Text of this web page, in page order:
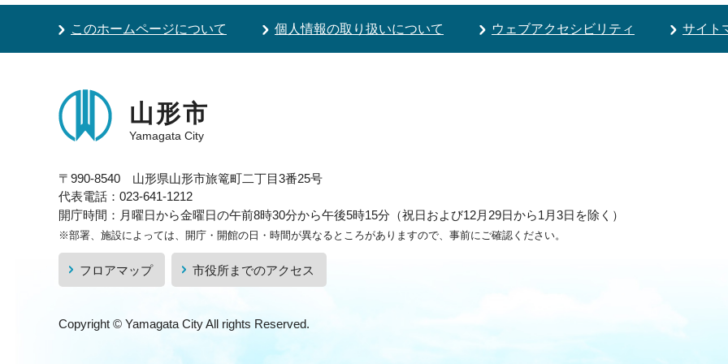
このホームページについて 個人情報の取り扱いについて ウェブアクセシビリティ サイト
山形市
Yamagata City
〒990-8540 山形県山形市旅篭町二丁目3番25号
代表電話：023-641-1212
開庁時間：月曜日から金曜日の午前8時30分から午後5時15分（祝日および12月29日から1月3日を除く）
※部署、施設によっては、開庁・開館の日・時間が異なるところがありますので、事前にご確認ください。
フロアマップ 市役所までのアクセス
Copyright © Yamagata City All rights Reserved.